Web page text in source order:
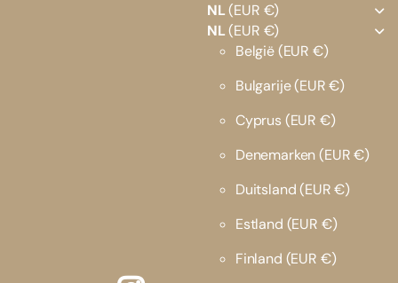
NL(EUR €)
NL(EUR €)
België(EUR €)
Bulgarije(EUR €)
Cyprus (EUR €)
Denemarken(EUR €)
Duitsland(EUR €)
Estland (EUR €)
Finland (EUR €)